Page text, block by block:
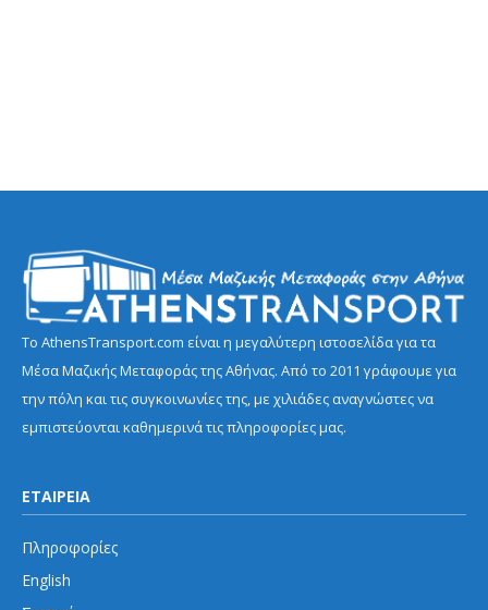
Το AthensTransport.com είναι η μεγαλύτερη ιστοσελίδα για τα
Μέσα Μαζικής Μεταφοράς της Αθήνας. Από το 2011 γράφουμε για
την πόλη και τις συγκοινωνίες της, με χιλιάδες αναγνώστες να
εμπιστεύονται καθημερινά τις πληροφορίες μας.
ΕΤΑΙΡΕΙΑ
Πληροφορίες
English